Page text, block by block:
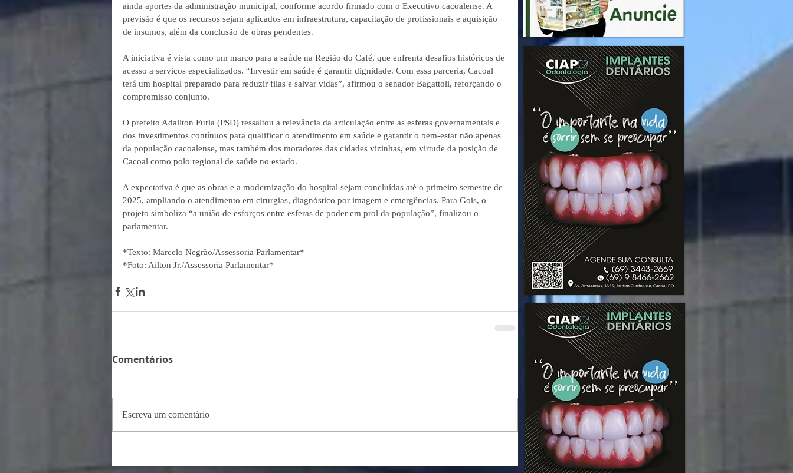
ainda aportes da administração municipal, conforme acordo firmado com o Executivo cacoalense. A
previsão é que os recursos sejam aplicados em infraestrutura, capacitação de profissionais e aquisição
de insumos, além da conclusão de obras pendentes.
A iniciativa é vista como um marco para a saúde na Região do Café, que enfrenta desafios históricos de
acesso a serviços especializados. “Investir em saúde é garantir dignidade. Com essa parceria, Cacoal
terá um hospital preparado para reduzir filas e salvar vidas”, afirmou o senador Bagattoli, reforçando o
compromisso conjunto.
O prefeito Adailton Furia (PSD) ressaltou a relevância da articulação entre as esferas governamentais e
dos investimentos contínuos para qualificar o atendimento em saúde e garantir o bem-estar não apenas
da população cacoalense, mas também dos moradores das cidades vizinhas, em virtude da posição de
Cacoal como polo regional de saúde no estado.
A expectativa é que as obras e a modernização do hospital sejam concluídas até o primeiro semestre de
2025, ampliando o atendimento em cirurgias, diagnóstico por imagem e emergências. Para Gois, o
projeto simboliza “a união de esforços entre esferas de poder em prol da população”, finalizou o
parlamentar.
*Texto: Marcelo Negrão/Assessoria Parlamentar*
*Foto: Ailton Jr./Assessoria Parlamentar*
Comentários
Escreva um comentário